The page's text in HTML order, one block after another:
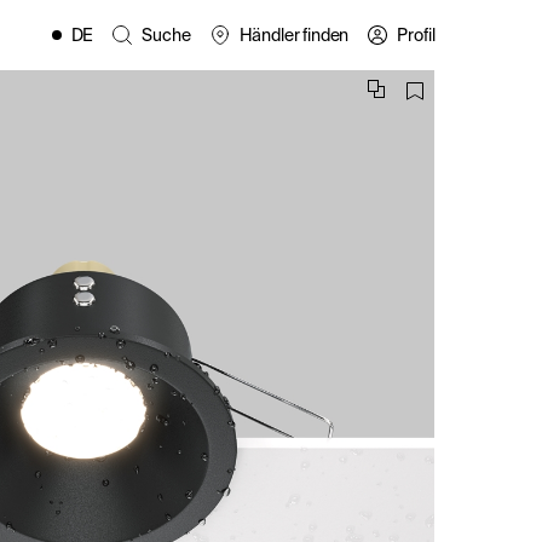
DE Suche Händler finden Profil